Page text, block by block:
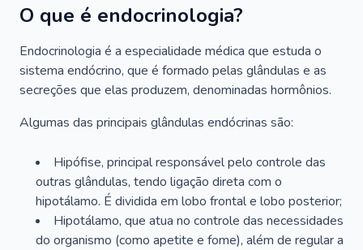
O que é endocrinologia?
Endocrinologia é a especialidade médica que estuda o
sistema endócrino, que é formado pelas glândulas e as
secreções que elas produzem, denominadas hormônios.
Algumas das principais glândulas endócrinas são:
Hipófise, principal responsável pelo controle das
outras glândulas, tendo ligação direta com o
hipotálamo. É dividida em lobo frontal e lobo posterior;
Hipotálamo, que atua no controle das necessidades
do organismo (como apetite e fome), além de regular a